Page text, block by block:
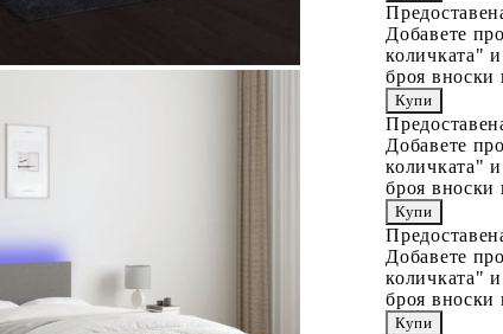
Добавете
количката"
броя вноски
Добавете
количката"
броя вноски
Добавете
количката"
броя вноски